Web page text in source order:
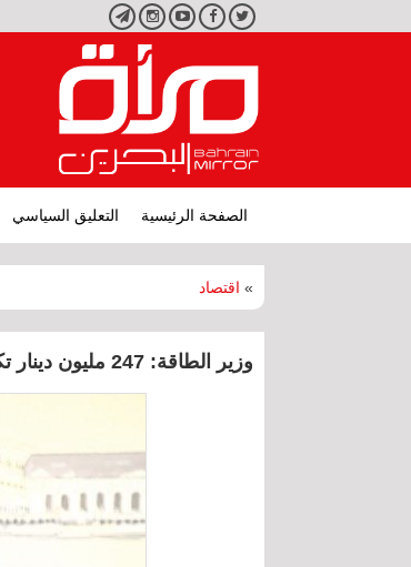
تويتر فيسبوكيوتيوبانستجرامتليجرام
الصفحة الرئيسية التعليق السياسي
» اقتصاد
وزير الطاقة: 247 مليون دينار تكلفة دعم الغاز للشركات الحكومية و55 مليون للقطاع الخاص